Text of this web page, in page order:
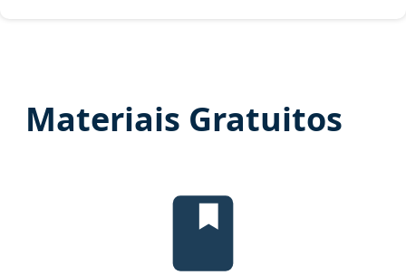
Materiais Gratuitos
Edital Verticalizado, material